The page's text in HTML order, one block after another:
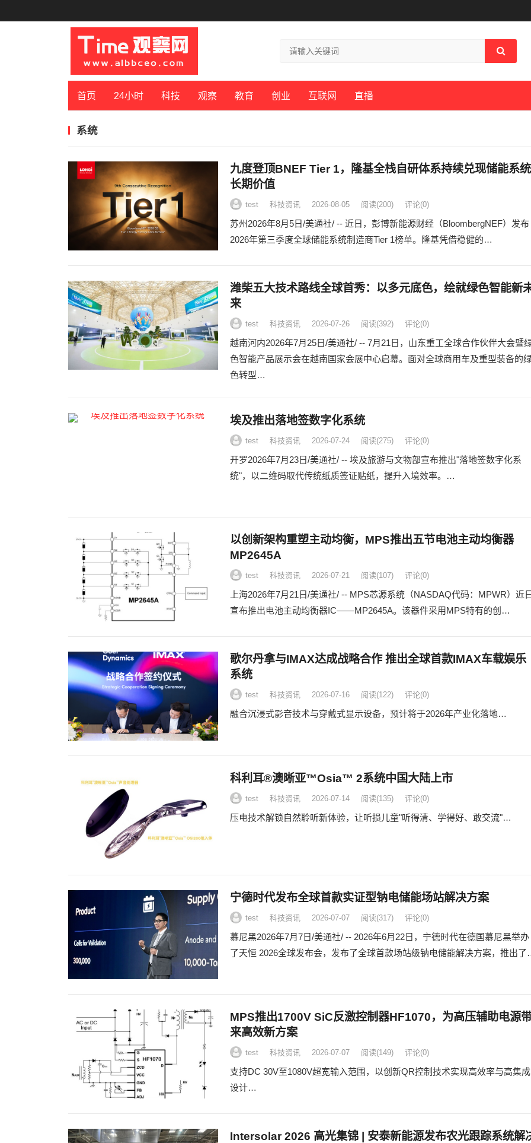
首页 24小时 科技 观察 教育 创业 互联网 直播
系统
九度登顶BNEF Tier 1，隆基全栈自研体系持续兑现储能系统
长期价值
test 科技资讯 2026-08-05 阅读(200) 评论(0)
苏州2026年8月5日/美通社/ -- 近日，彭博新能源财经（BloombergNEF）发布
2026年第三季度全球储能系统制造商Tier 1榜单。隆基凭借稳健的…
潍柴五大技术路线全球首秀：以多元底色，绘就绿色智能新
来
test 科技资讯 2026-07-26 阅读(392) 评论(0)
越南河内2026年7月25日/美通社/ -- 7月21日，山东重工全球合作伙伴大会暨
色智能产品展示会在越南国家会展中心启幕。面对全球商用车及重型装备的
色转型…
埃及推出落地签数字化系统
test 科技资讯 2026-07-24 阅读(275) 评论(0)
开罗2026年7月23日/美通社/ -- 埃及旅游与文物部宣布推出"落地签数字化系
统"，以二维码取代传统纸质签证贴纸，提升入境效率。…
以创新架构重塑主动均衡，MPS推出五节电池主动均衡器
MP2645A
test 科技资讯 2026-07-21 阅读(107) 评论(0)
上海2026年7月21日/美通社/ -- MPS芯源系统（NASDAQ代码：MPWR）近
宣布推出电池主动均衡器IC——MP2645A。该器件采用MPS特有的创…
歌尔丹拿与IMAX达成战略合作 推出全球首款IMAX车载娱乐
系统
test 科技资讯 2026-07-16 阅读(122) 评论(0)
融合沉浸式影音技术与穿戴式显示设备，预计将于2026年产业化落地…
科利耳®澳晰亚™Osia™ 2系统中国大陆上市
test 科技资讯 2026-07-14 阅读(135) 评论(0)
压电技术解锁自然聆听新体验，让听损儿童"听得清、学得好、敢交流"…
宁德时代发布全球首款实证型钠电储能场站解决方案
test 科技资讯 2026-07-07 阅读(317) 评论(0)
慕尼黑2026年7月7日/美通社/ -- 2026年6月22日，宁德时代在德国慕尼黑举办
了天恒 2026全球发布会，发布了全球首款场站级钠电储能解决方案，推出
MPS推出1700V SiC反激控制器HF1070，为高压辅助电源
来高效新方案
test 科技资讯 2026-07-07 阅读(149) 评论(0)
支持DC 30V至1080V超宽输入范围，以创新QR控制技术实现高效率与高集成
设计…
Intersolar 2026 高光集锦 | 安泰新能源发布农光跟踪系统解